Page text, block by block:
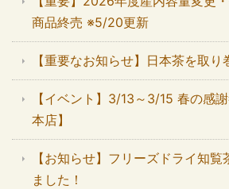
商品終売 ※5/20更新
【重要なお知らせ】日本茶を取
【イベント】3/13～3/15 春の感
本店】
【お知らせ】フリーズドライ知
ました！